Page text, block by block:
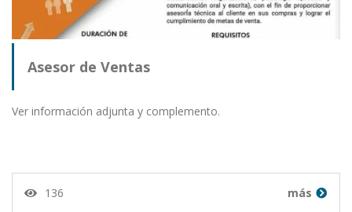
Asesor de Ventas
Ver información adjunta y complemento.
136 más